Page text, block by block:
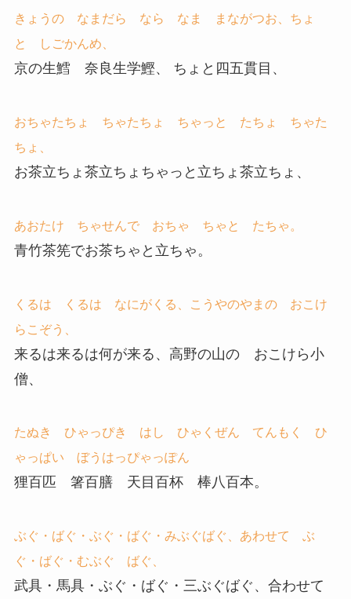
きょうの なまだら なら なま まながつお、ちょ
と しごかんめ、
京の生鱈 奈良生学鰹、 ちょと四五貫目、
おちゃたちょ ちゃたちょ ちゃっと たちょ ちゃた
ちょ、
お茶立ちょ茶立ちょちゃっと立ちょ茶立ちょ、
あおたけ ちゃせんで おちゃ ちゃと たちゃ。
青竹茶筅でお茶ちゃと立ちゃ。
くるは くるは なにがくる、こうやのやまの おこけ
らこぞう、
来るは来るは何が来る、高野の山の おこけら小
僧、
たぬき ひゃっぴき はし ひゃくぜん てんもく ひ
ゃっぱい ぼうはっぴゃっぽん
狸百匹 箸百膳 天目百杯 棒八百本。
ぶぐ・ばぐ・ぶぐ・ばぐ・みぶぐばぐ、あわせて ぶ
ぐ・ばぐ・むぶぐ ばぐ、
武具・馬具・ぶぐ・ばぐ・三ぶぐばぐ、合わせて